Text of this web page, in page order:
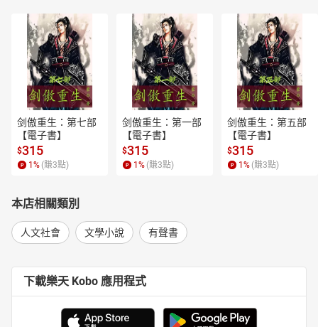
剑傲重生：第七部
【電子書】
$315
1 % (賺3點)
剑傲重生：第一部
【電子書】
$315
1 % (賺3點)
剑傲重生：第五部
【電子書】
$315
1 % (賺3點)
本店相關類別
人文社會 文學小說 有聲書
下載樂天 Kobo 應用程式